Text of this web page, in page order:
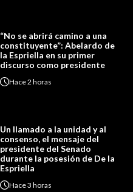
“No se abrirá camino a una
constituyente”: Abelardo de
la Espriella en su primer
discurso como presidente
Hace2 horas
Un llamado a la unidad y al
consenso, el mensaje del
presidente del Senado
durante la posesión de De la
Espriella
Hace3 horas